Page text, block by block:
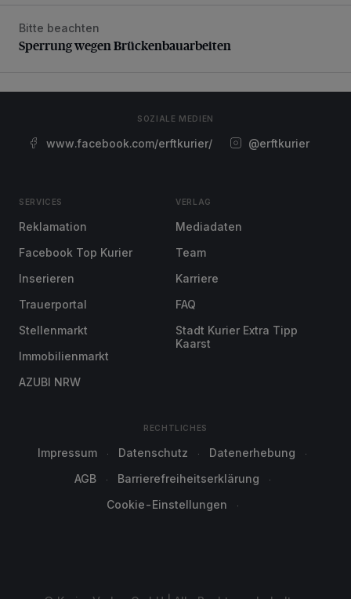
Sperrung wegen Brückenbauarbeiten
Bitte beachten
Sperrung wegen Brückenbauarbeiten
SOZIALE MEDIEN
www.facebook.com/erftkurier/ @erftkurier
SERVICES
Reklamation
Facebook Top Kurier
Inserieren
Trauerportal
Stellenmarkt
Immobilienmarkt
AZUBI NRW
VERLAG
Mediadaten
Team
Karriere
FAQ
Stadt Kurier Extra Tipp
Kaarst
RECHTLICHES
Impressum Datenschutz
Datenerhebung
AGB
Barrierefreiheitserklärung
Cookie-Einstellungen